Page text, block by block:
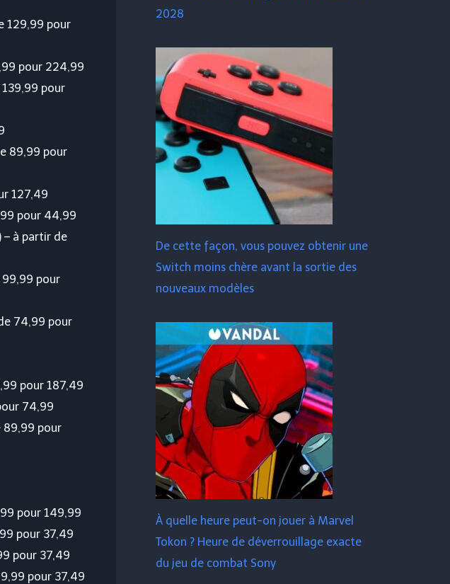
129,99 pour
pour 224,99
139,99 pour
89,99 pour
127,49
pour 44,99
– à partir de
99,99 pour
74,99 pour
pour 187,49
74,99
89,99 pour
pour 149,99
pour 37,49
pour 37,49
pour 37,49
2028
De cette façon, vous pouvez obtenir une
Switch moins chère avant la sortie des
nouveaux modèles
À quelle heure peut-on jouer à Marvel
Tokon ? Heure de déverrouillage exacte
du jeu de combat Sony